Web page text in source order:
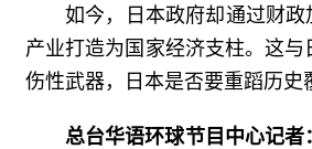
如今，日本政府却通过财政
产业打造为国家经济支柱。这
伤性武器，日本是否要重蹈历
总台华语环球节目中心记